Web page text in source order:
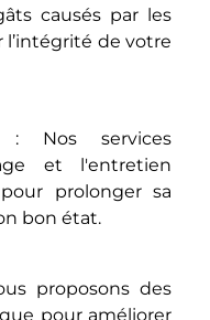
causés par les
de votre
: Nos services
et l'entretien
prolonger sa
bon état.
proposons des
pour améliorer